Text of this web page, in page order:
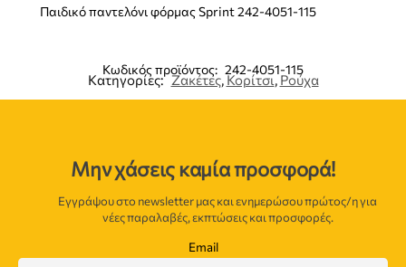
Παιδικό παντελόνι φόρμας Sprint 242-4051-115
Κωδικός προϊόντος: 242-4051-115
Κατηγορίες: Ζακέτες,Κορίτσι,Ρούχα
Μην χάσεις καμία προσφορά!
Εγγράψου στο newsletter μας και ενημερώσου πρώτος/η για
νέες παραλαβές, εκπτώσεις και προσφορές.
Email